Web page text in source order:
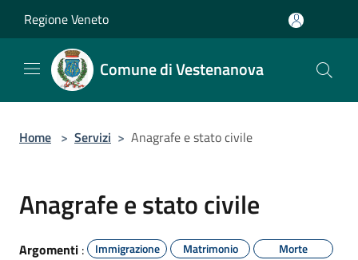
Regione Veneto
Comune di Vestenanova
Home > Servizi > Anagrafe e stato civile
Anagrafe e stato civile
Argomenti : Immigrazione Matrimonio
Morte